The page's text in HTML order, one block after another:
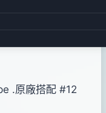
.原廠搭配 #12